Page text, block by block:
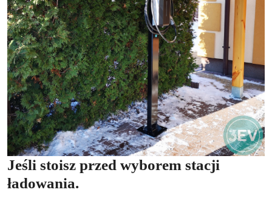
Jeśli stoisz przed wyborem stacji
ładowania.